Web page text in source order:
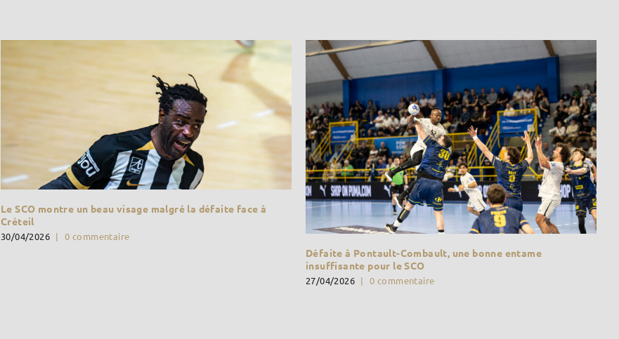
Le SCO montre un beau visage malgré la défaite face à
Créteil
30/04/2026 | 0 commentaire
Défaite à Pontault-Combault, une bonne entame
insuffisante pour le SCO
27/04/2026 | 0 commentaire